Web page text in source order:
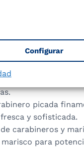
Configurar
en el que los
y vino blanco,
picada
y sofisticada.
carabineros y
para